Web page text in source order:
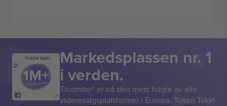
TUSEN TAKK! Markedsplassen nr. 1
i verden.
Ticombo® er nå den mest fulgte av alle
videresalgsplattformer i Europa. Tusen Takk!